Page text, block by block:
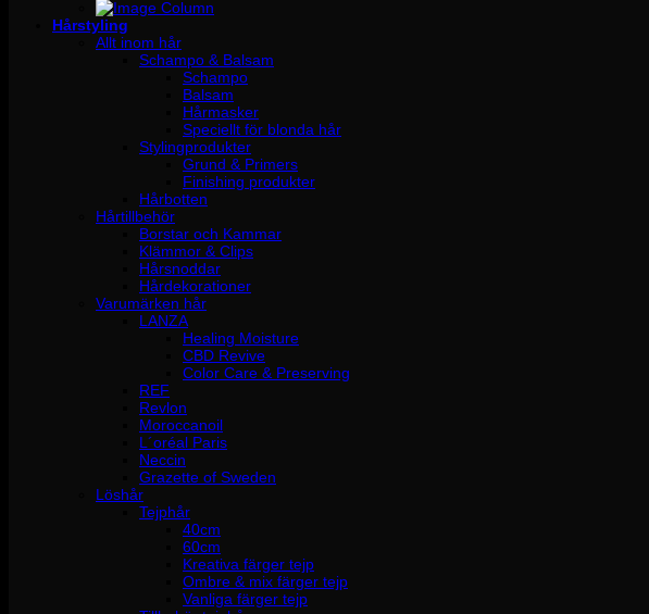
Hårstyling
Allt inom hår
Schampo & Balsam
Schampo
Balsam
Hårmasker
Speciellt för blonda hår
Stylingprodukter
Grund & Primers
Finishing produkter
Hårbotten
Hårtillbehör
Borstar och Kammar
Klämmor & Clips
Hårsnoddar
Hårdekorationer
Varumärken hår
LANZA
Healing Moisture
CBD Revive
Color Care & Preserving
REF
Revlon
Moroccanoil
L´oréal Paris
Neccin
Grazette of Sweden
Löshår
Tejphår
40cm
60cm
Kreativa färger tejp
Ombre & mix färger tejp
Vanliga färger tejp